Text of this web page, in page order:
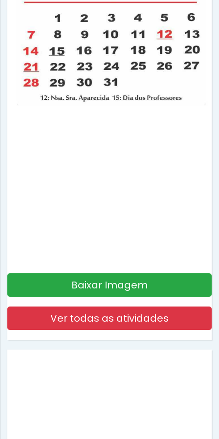
Baixar Imagem
Ver todas as atividades